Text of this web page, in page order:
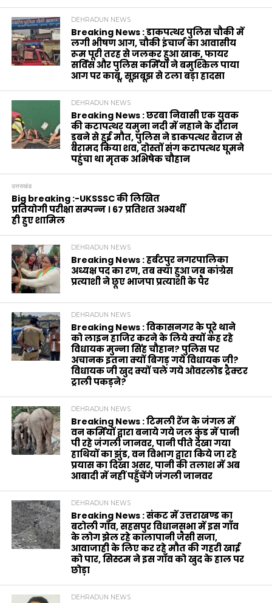
DEHRADUN NEWS
Breaking News : डाकपत्थर पुलिस चौकी में
लगी भीषण आग, चौकी इंचार्ज का आवासीय
रूम पूरी तरह से जलकर हुआ खाक, फायर
सर्विस और पुलिस कर्मियों ने बमुश्किल पाया
आग पर काबू, सूझबूझ से टला बड़ा हादसा
DEHRADUN NEWS
Breaking News : छरबा निवासी एक युवक
की कटापत्थर यमुना नदी में नहाने के दौरान
डूबने से हुई मौत, पुलिस ने डाकपत्थर बैराज से
बरामद किया शव, दोस्तों संग कटापत्थर घूमने
पहुंचा था मृतक अभिषेक चौहान
उत्तराखंड
Big breaking :-UKSSSC की लिखित
प्रतियोगी परीक्षा सम्पन्न । 67 प्रतिशत अभ्यर्थी
ही हुए शामिल
DEHRADUN NEWS
Breaking News : हर्बटपुर नगरपालिका
अध्यक्ष पद का रण, तब क्या हुआ जब कांग्रेस
प्रत्याशी ने छूए भाजपा प्रत्याशी के पैर
DEHRADUN NEWS
Breaking News : विकासनगर के पूरे थाने
को लाइन हाजिर करने के लिये क्यों कह रहे
विधायक मुन्ना सिंह चौहान? पुलिस पर
अचानक इतना क्यों बिगड़ गये विधायक जी?
विधायक जी खुद क्यों चले गये ओवरलोड ट्रैक्टर
ट्राली पकड़ने?
DEHRADUN NEWS
Breaking News : टिमली रेंज के जंगल में
वन कर्मियों द्वारा बनाये गये जल कुंड में पानी
पी रहे जंगली जानवर, पानी पीते देखा गया
हाथियों का झुंड, वन विभाग द्वारा किये जा रहे
प्रयास का दिखा असर, पानी की तलाश में अब
आबादी में नहीं पहुँचेंगे जंगली जानवर
DEHRADUN NEWS
Breaking News : संकट में उत्तराखण्ड का
बटोली गाँव, सहसपुर विधानसभा में इस गाँव
के लोग झेल रहे कालापानी जैसी सजा,
आवाजाही के लिए कर रहे मौत की गहरी खाई
को पार, सिस्टम ने इस गाँव को खुद के हाल पर
छोड़ा
DEHRADUN NEWS